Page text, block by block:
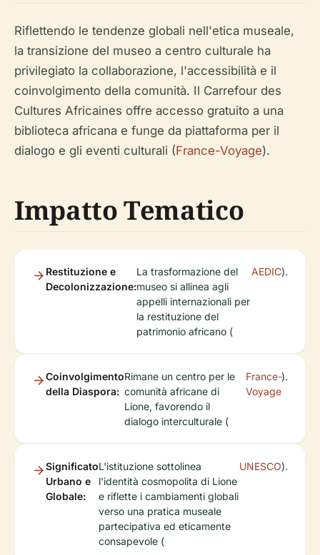
Riflettendo le tendenze globali nell'etica museale,
la transizione del museo a centro culturale ha
privilegiato la collaborazione, l'accessibilità e il
coinvolgimento della comunità. Il Carrefour des
Cultures Africaines offre accesso gratuito a una
biblioteca africana e funge da piattaforma per il
dialogo e gli eventi culturali (France-Voyage).
Impatto Tematico
Restituzione e
Decolonizzazione:
La trasformazione del
museo si allinea agli
appelli internazionali per
la restituzione del
patrimonio africano (
AEDIC).
Coinvolgimento
della Diaspora:
Rimane un centro per le
comunità africane di
Lione, favorendo il
dialogo interculturale (
France-
Voyage
).
Significato
Urbano e
Globale:
L'istituzione sottolinea
l'identità cosmopolita di Lione
e riflette i cambiamenti globali
verso una pratica museale
partecipativa ed eticamente
consapevole (
UNESCO).